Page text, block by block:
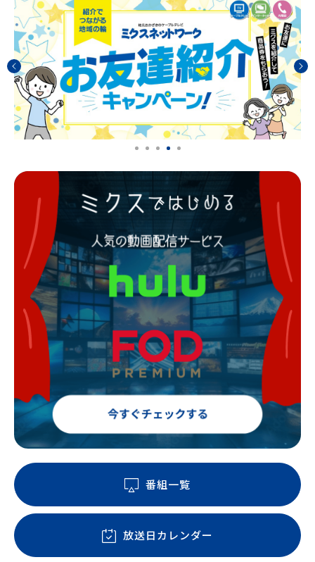
番組一覧
放送日カレンダー